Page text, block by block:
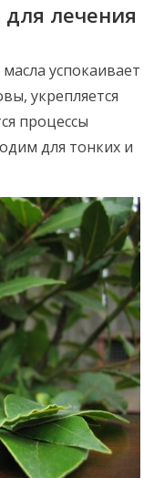
лечения
успокаивает
укрепляется
процессы
для тонких и